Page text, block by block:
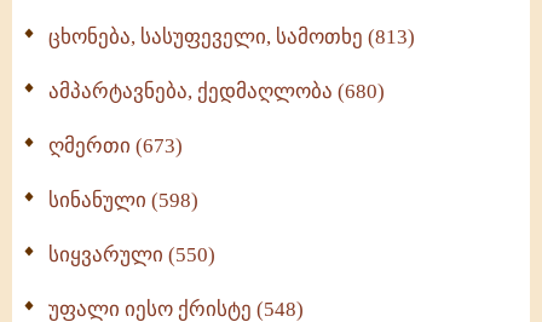
ცხონება, სასუფეველი, სამოთხე (813)
ამპარტავნება, ქედმაღლობა (680)
ღმერთი (673)
სინანული (598)
სიყვარული (550)
უფალი იესო ქრისტე (548)